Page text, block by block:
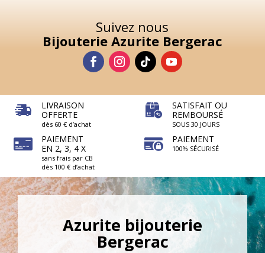
Suivez nous
Bijouterie Azurite Bergerac
LIVRAISON
OFFERTE
dès 60 € d’achat
PAIEMENT
EN 2, 3, 4 X
sans frais par CB
dès 100 € d’achat
SATISFAIT OU
REMBOURSÉ
SOUS 30 JOURS
PAIEMENT
100% SÉCURISÉ
Azurite bijouterie
Bergerac